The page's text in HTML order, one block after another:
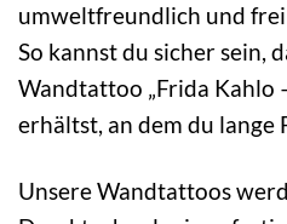
umweltfreundlich und
So kannst du sicher sein,
Wandtattoo „Frida Kahlo
erhältst, an dem du lange
Unsere Wandtattoos